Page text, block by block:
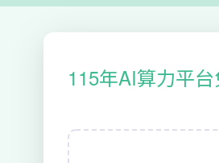
115年AI算力平